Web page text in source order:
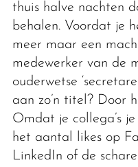
thuis halve nachten
behalen. Voordat je
meer maar een
medewerker van de
ouderwetse
aan zo’n titel? Door
Omdat je collega’s
het aantal likes op
LinkedIn of de